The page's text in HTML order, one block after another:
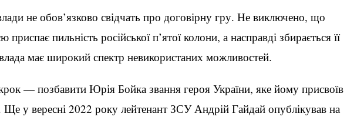
не обов’язково свідчать про договірну гру. Не виключено, що
пильність російської п’ятої колони, а насправді збирається її
має широкий спектр невикористаних можливостей.
— позбавити Юрія Бойка звання героя України, яке йому присвоїв
у вересні 2022 року лейтенант ЗСУ Андрій Гайдай опублікував на